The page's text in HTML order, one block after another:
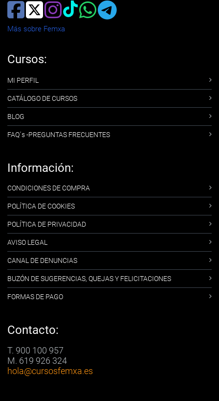
Más sobre Femxa
Cursos:
MI PERFIL
CATÁLOGO DE CURSOS
BLOG
FAQ´s -PREGUNTAS FRECUENTES
Información:
CONDICIONES DE COMPRA
POLÍTICA DE COOKIES
POLÍTICA DE PRIVACIDAD
AVISO LEGAL
CANAL DE DENUNCIAS
BUZÓN DE SUGERENCIAS, QUEJAS Y FELICITACIONES
FORMAS DE PAGO
Contacto:
T. 900 100 957
M. 619 926 324
hola@cursosfemxa.es